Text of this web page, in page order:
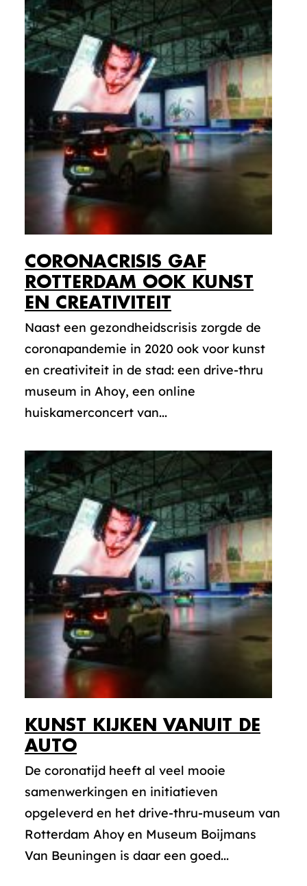
CORONACRISIS GAF
ROTTERDAM OOK KUNST
EN CREATIVITEIT
Naast een gezondheidscrisis zorgde de
coronapandemie in 2020 ook voor kunst
en creativiteit in de stad: een drive-thru
museum in Ahoy, een online
huiskamerconcert van...
KUNST KIJKEN VANUIT DE
AUTO
De coronatijd heeft al veel mooie
samenwerkingen en initiatieven
opgeleverd en het drive-thru-museum van
Rotterdam Ahoy en Museum Boijmans
Van Beuningen is daar een goed...